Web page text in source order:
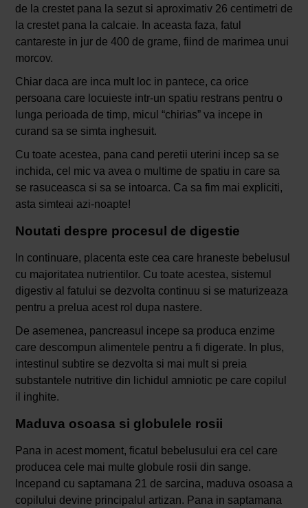
de la crestet pana la sezut si aproximativ 26 centimetri de
la crestet pana la calcaie. In aceasta faza, fatul
cantareste in jur de 400 de grame, fiind de marimea unui
morcov.
Chiar daca are inca mult loc in pantece, ca orice
persoana care locuieste intr-un spatiu restrans pentru o
lunga perioada de timp, micul “chirias” va incepe in
curand sa se simta inghesuit.
Cu toate acestea, pana cand peretii uterini incep sa se
inchida, cel mic va avea o multime de spatiu in care sa
se rasuceasca si sa se intoarca. Ca sa fim mai expliciti,
asta simteai azi-noapte!
Noutati despre procesul de digestie
In continuare, placenta este cea care hraneste bebelusul
cu majoritatea nutrientilor. Cu toate acestea, sistemul
digestiv al fatului se dezvolta continuu si se maturizeaza
pentru a prelua acest rol dupa nastere.
De asemenea, pancreasul incepe sa produca enzime
care descompun alimentele pentru a fi digerate. In plus,
intestinul subtire se dezvolta si mai mult si preia
substantele nutritive din lichidul amniotic pe care copilul
il inghite.
Maduva osoasa si globulele rosii
Pana in acest moment, ficatul bebelusului era cel care
producea cele mai multe globule rosii din sange.
Incepand cu saptamana 21 de sarcina, maduva osoasa a
copilului devine principalul artizan. Pana in saptamana